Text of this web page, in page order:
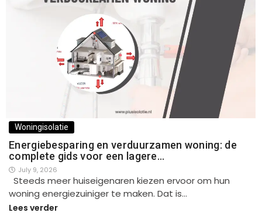
Woningisolatie
Energiebesparing en verduurzamen woning: de
complete gids voor een lagere…
July 9, 2026
Steeds meer huiseigenaren kiezen ervoor om hun
woning energiezuiniger te maken. Dat is…
Lees verder